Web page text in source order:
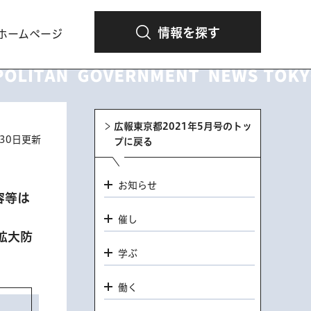
ームページ 情報を探す
日更新
等は
大防
広報東京都2021年5月号のトッ
プに戻る
お知らせ
催し
学ぶ
働く